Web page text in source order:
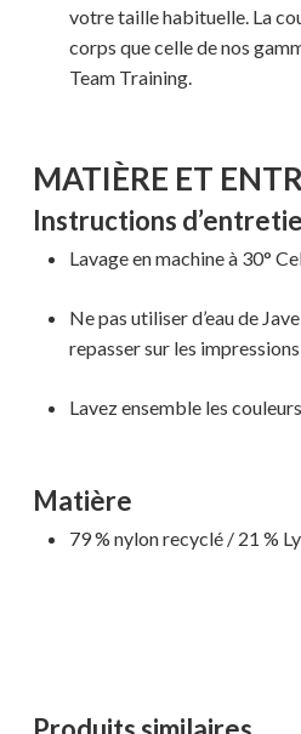
votre taille habituelle. La
corps que celle de nos
Team Training.
MATIÈRE ET
Instructions
Lavage en machine à 30°
Ne pas utiliser d’eau de
repasser sur les
Lavez ensemble les
Matière
79 % nylon recyclé / 21 %